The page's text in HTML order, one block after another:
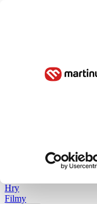
Hry
Filmy